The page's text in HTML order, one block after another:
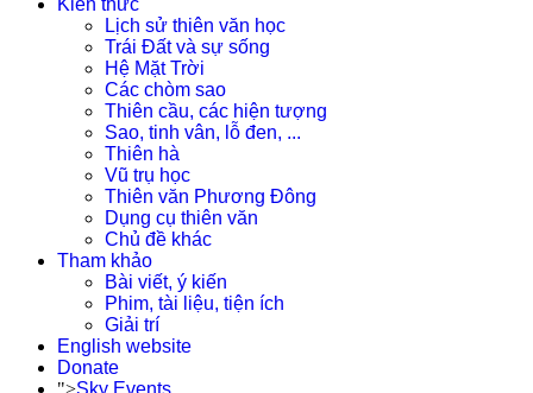
Kiến thức
Lịch sử thiên văn học
Trái Đất và sự sống
Hệ Mặt Trời
Các chòm sao
Thiên cầu, các hiện tượng
Sao, tinh vân, lỗ đen, ...
Thiên hà
Vũ trụ học
Thiên văn Phương Đông
Dụng cụ thiên văn
Chủ đề khác
Tham khảo
Bài viết, ý kiến
Phim, tài liệu, tiện ích
Giải trí
English website
Donate
">Sky Events